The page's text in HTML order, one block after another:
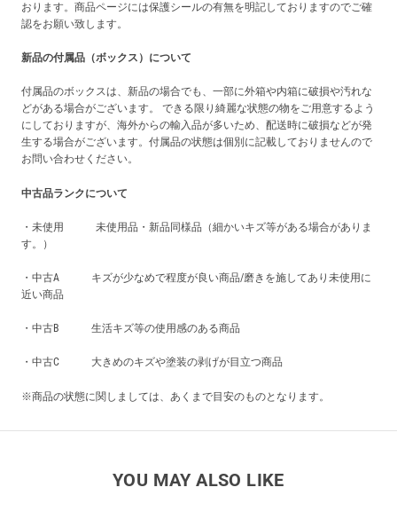
おります。商品ページには保護シールの有無を明記しておりますのでご確
認をお願い致します。
新品の付属品（ボックス）について
付属品のボックスは、新品の場合でも、一部に外箱や内箱に破損や汚れな
どがある場合がございます。 できる限り綺麗な状態の物をご用意するよう
にしておりますが、海外からの輸入品が多いため、配送時に破損などが発
生する場合がございます。付属品の状態は個別に記載しておりませんので
お問い合わせください。
中古品ランクについて
・未使用 未使用品・新品同様品（細かいキズ等がある場合がありま
す。）
・中古A キズが少なめで程度が良い商品/磨きを施してあり未使用に
近い商品
・中古B 生活キズ等の使用感のある商品
・中古C 大きめのキズや塗装の剥げが目立つ商品
※商品の状態に関しましては、あくまで目安のものとなります。
YOU MAY ALSO LIKE